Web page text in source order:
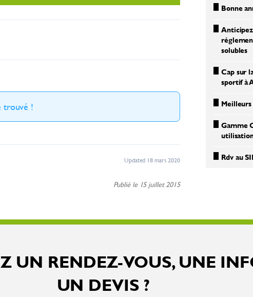
trouvé !
Updated 18 mars 2020
Publié le 15 juillet 2015
Bonne
solubles
Cap sur
sportif à
Gamme
Rdv au
UN RENDEZ-VOUS, UNE
UN DEVIS ?